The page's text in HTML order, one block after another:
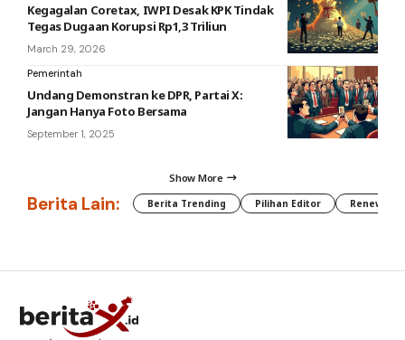
Kegagalan Coretax, IWPI Desak KPK Tindak
Tegas Dugaan Korupsi Rp1,3 Triliun
March 29, 2026
Pemerintah
Undang Demonstran ke DPR, Partai X:
Jangan Hanya Foto Bersama
September 1, 2025
Show More
Berita Lain: Berita Trending Pilihan Editor